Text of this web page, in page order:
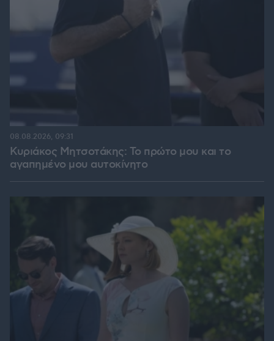
Κυριάκος Μητσοτάκης: Το πρώτο μου και το
αγαπημένο μου αυτοκίνητο
08.08.2026, 09:31